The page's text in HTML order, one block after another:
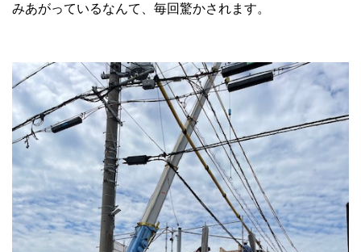
みあがっているなんて、毎回驚かされます。